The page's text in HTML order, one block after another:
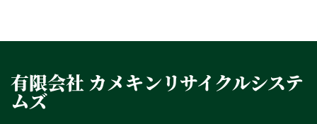
有限会社 カメキンリサイクルシステ
ムズ